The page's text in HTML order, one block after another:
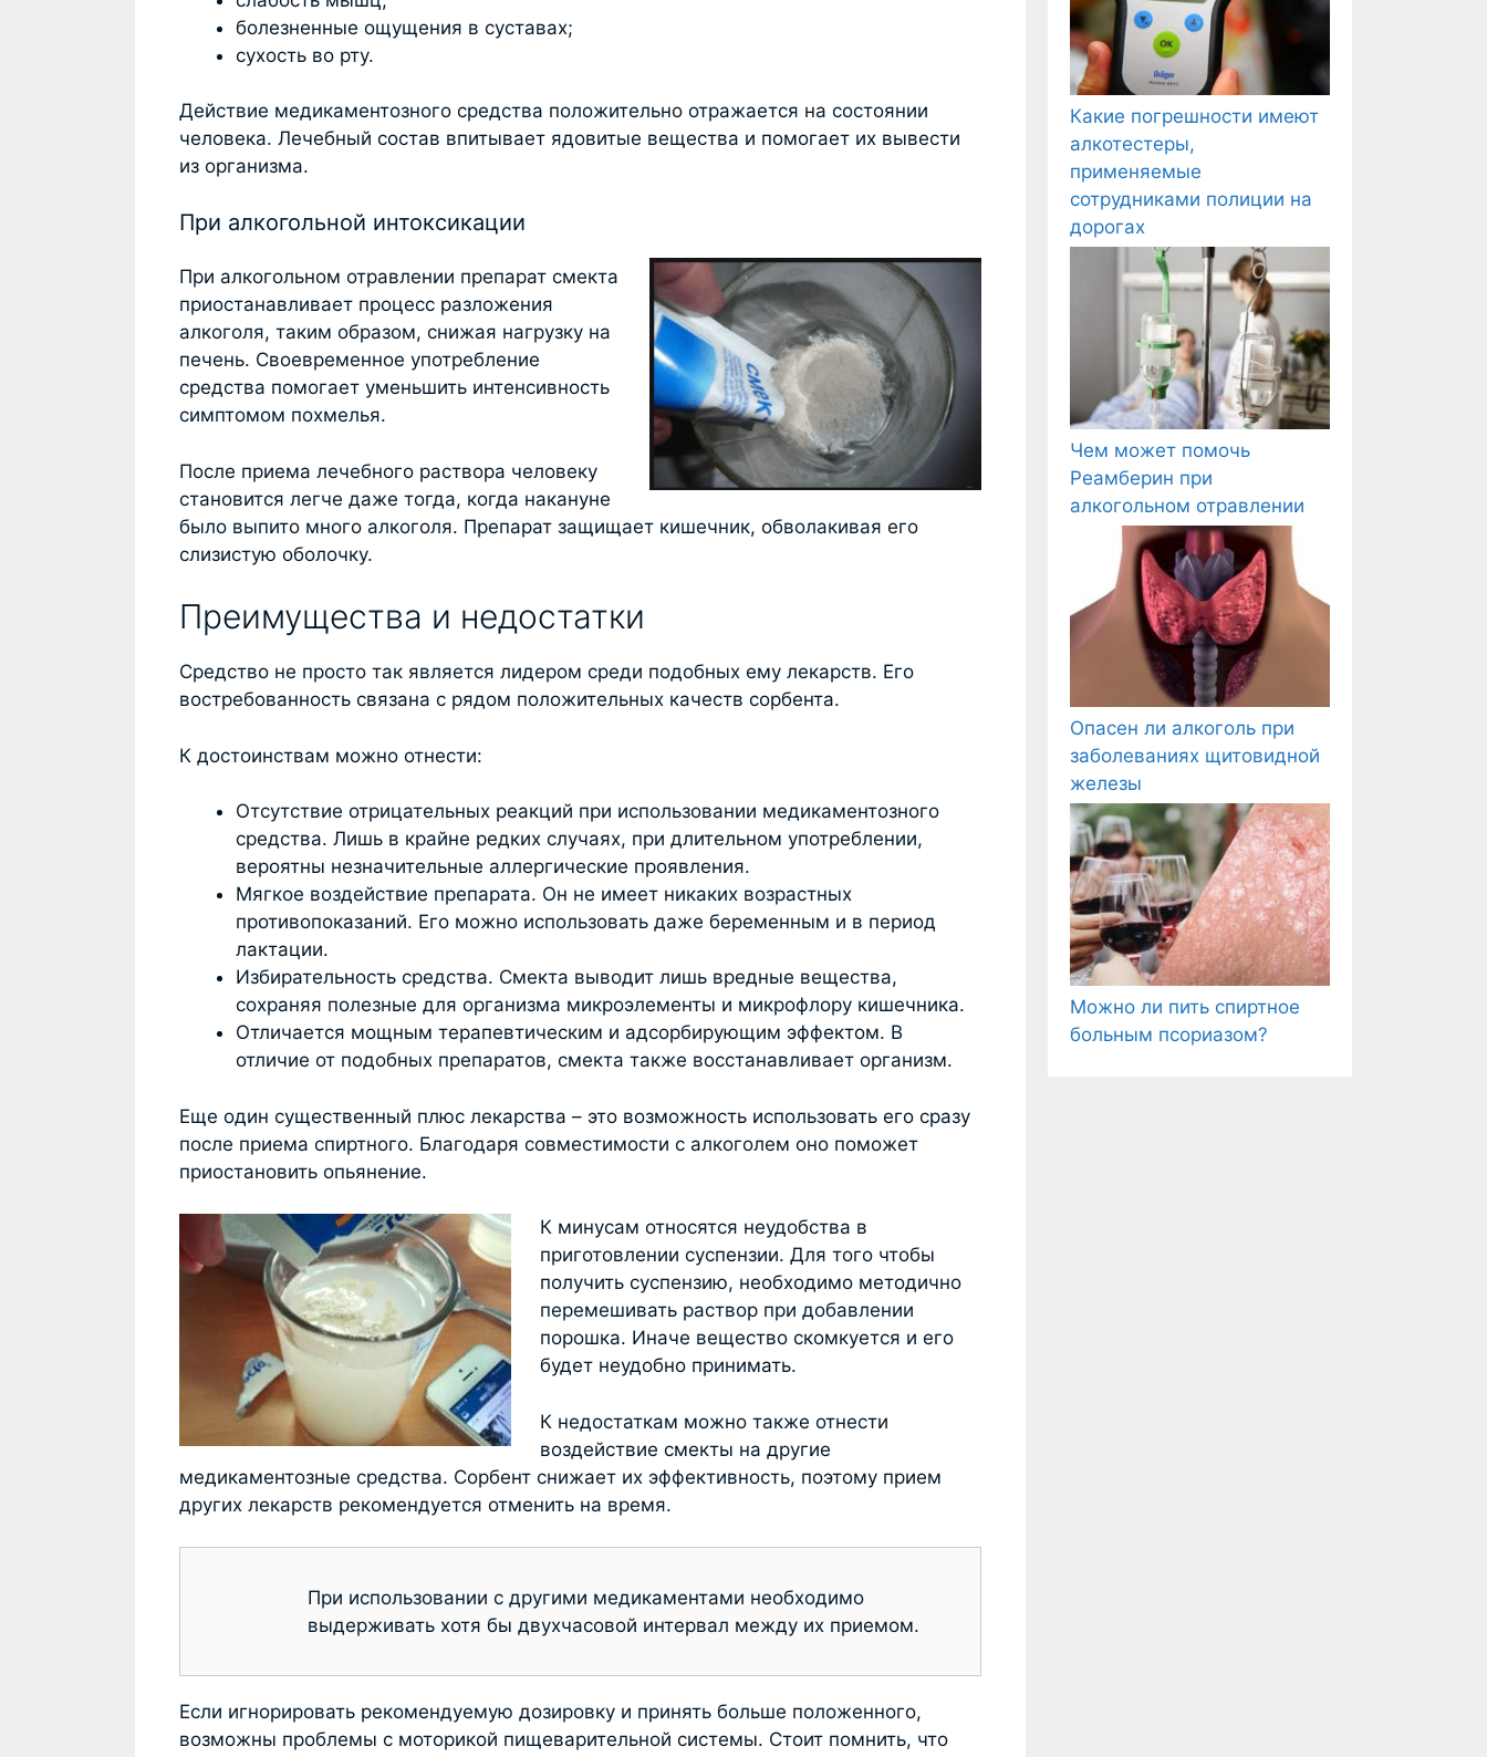
болезненные ощущения в суставах;
сухость во рту.
Действие медикаментозного средства положительно отражается на состоянии
человека. Лечебный состав впитывает ядовитые вещества и помогает их вывести
из организма.
При алкогольной интоксикации
При алкогольном отравлении препарат смекта
приостанавливает процесс разложения
алкоголя, таким образом, снижая нагрузку на
печень. Своевременное употребление
средства помогает уменьшить интенсивность
симптомом похмелья.
После приема лечебного раствора человеку
становится легче даже тогда, когда накануне
было выпито много алкоголя. Препарат защищает кишечник, обволакивая его
слизистую оболочку.
Преимущества и недостатки
Средство не просто так является лидером среди подобных ему лекарств. Его
востребованность связана с рядом положительных качеств сорбента.
К достоинствам можно отнести:
Отсутствие отрицательных реакций при использовании медикаментозного
средства. Лишь в крайне редких случаях, при длительном употреблении,
вероятны незначительные аллергические проявления.
Мягкое воздействие препарата. Он не имеет никаких возрастных
противопоказаний. Его можно использовать даже беременным и в период
лактации.
Избирательность средства. Смекта выводит лишь вредные вещества,
сохраняя полезные для организма микроэлементы и микрофлору кишечника.
Отличается мощным терапевтическим и адсорбирующим эффектом. В
отличие от подобных препаратов, смекта также восстанавливает организм.
Еще один существенный плюс лекарства – это возможность использовать его сразу
после приема спиртного. Благодаря совместимости с алкоголем оно поможет
приостановить опьянение.
К минусам относятся неудобства в
приготовлении суспензии. Для того чтобы
получить суспензию, необходимо методично
перемешивать раствор при добавлении
порошка. Иначе вещество скомкуется и его
будет неудобно принимать.
К недостаткам можно также отнести
воздействие смекты на другие
медикаментозные средства. Сорбент снижает их эффективность, поэтому прием
других лекарств рекомендуется отменить на время.
При использовании с другими медикаментами необходимо
выдерживать хотя бы двухчасовой интервал между их приемом.
Если игнорировать рекомендуемую дозировку и принять больше положенного,
возможны проблемы с моторикой пищеварительной системы. Стоит помнить, что
Какие погрешности имеют
алкотестеры,
применяемые
сотрудниками полиции на
дорогах
Чем может помочь
Реамберин при
алкогольном отравлении
Опасен ли алкоголь при
заболеваниях щитовидной
железы
Можно ли пить спиртное
больным псориазом?